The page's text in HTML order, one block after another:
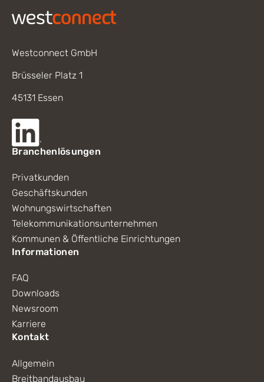
Westconnect GmbH
Brüsseler Platz 1
45131 Essen
Branchenlösungen
Privatkunden
Geschäftskunden
Wohnungswirtschaften
Telekommunikationsunternehmen
Kommunen & Öffentliche Einrichtungen
Informationen
FAQ
Downloads
Newsroom
Karriere
Kontakt
Allgemein
Breitbandausbau